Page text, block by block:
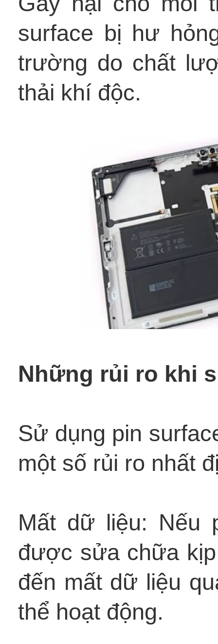
surface bị hư
trường do chất
thải khí độc.
Những rủi ro khi
Sử dụng pin
một số rủi ro nhất
Mất dữ liệu: Nếu
được sửa chữa
đến mất dữ liệu
thể hoạt động.